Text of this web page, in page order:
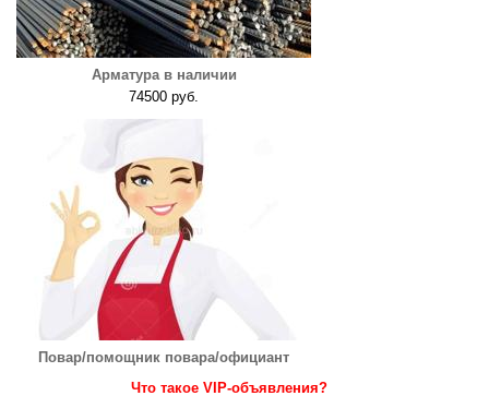
Арматура в наличии
74500 руб.
Повар/помощник повара/официант
Что такое VIP-объявления?